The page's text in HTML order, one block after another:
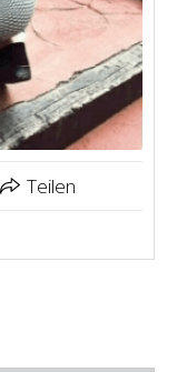
Teilen